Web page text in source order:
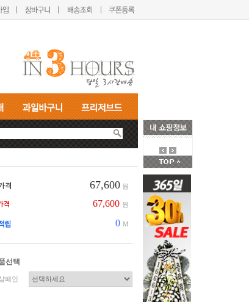
67,600 원
67,600 원
0 M
선택
페인